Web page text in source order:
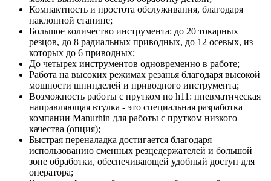
Компактность и простота обслуживания, благодаря
наклонной станине;
Большое количество инструмента: до 20 токарных
резцов, до 8 радиальных приводных, до 12 осевых, из
которых до 6 приводных;
До четырех инструментов одновременно в работе;
Работа на высоких режимах резанья благодаря высокой
мощности шпинделей и приводного инструмента;
Возможность работы с прутком по h11: пневматическая
направляющая втулка - это специальная разработка
компании Manurhin для работы с прутком низкого
качества (опция);
Быстрая переналадка достигается благодаря
использованию сменных резцедержателей и большой
зоне обработки, обеспечивающей удобный доступ для
оператора;